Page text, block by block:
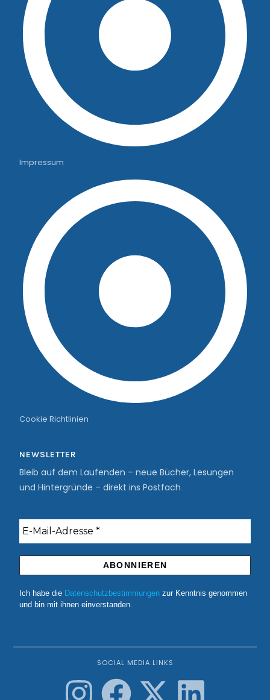
Impressum
Cookie Richtlinien
NEWSLETTER
Bleib auf dem Laufenden – neue Bücher, Lesungen
und Hintergründe – direkt ins Postfach
Ich habe die Datenschutzbestimmungen zur Kenntnis genommen
und bin mit ihnen einverstanden.
SOCIAL MEDIA LINKS